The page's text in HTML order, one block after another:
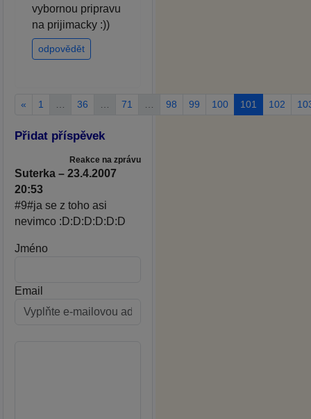
vybornou pripravu
na prijimacky :))
odpovědět
« 1 36 71 98 99 100 101 102
Přidat příspěvek
Reakce na zprávu
Suterka – 23.4.2007
20:53
#9#ja se z toho asi
nevimco :D:D:D:D:D:D
Jméno
Email